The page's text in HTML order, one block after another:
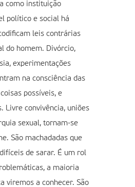
como instituição
político e social há
leis contrárias
do homem. Divórcio,
experimentações
na consciência das
possíveis, e
Livre convivência, uniões
sexual, tornam-se
São machadadas que
de sarar. É um rol
a maioria
viremos a conhecer. São